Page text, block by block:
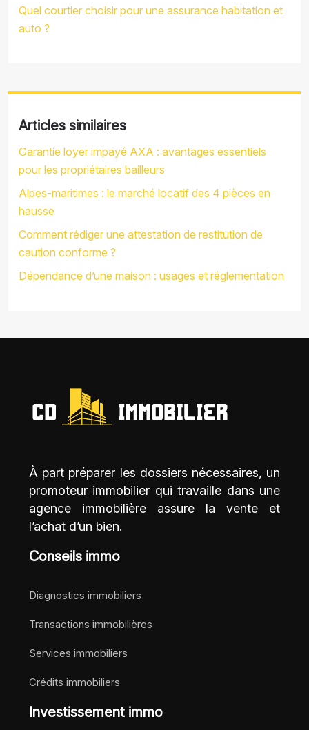
Quel courtier choisir pour une assurance habitation et
auto ?
Articles similaires
Garantie loyer impayé AXA : avantages essentiels
pour les propriétaires bailleurs
Alpes-maritimes : le marché locatif des 4 pièces en
hausse
Comment rédiger une attestation de restitution de
caution conforme ?
Dépendance d’une maison : usages et réglementation
À part préparer les dossiers nécessaires, un
promoteur immobilier qui travaille dans une
agence immobilière assure la vente et
l’achat d’un bien.
Conseils immo
Diagnostics immobiliers
Transactions immobilières
Services immobiliers
Crédits immobiliers
Investissement immo